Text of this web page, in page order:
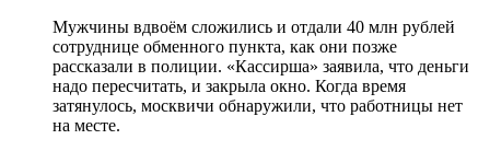
Мужчины вдвоём сложились и отдали 40 млн рублей
сотруднице обменного пункта, как они позже
рассказали в полиции. «Кассирша» заявила, что деньги
надо пересчитать, и закрыла окно. Когда время
затянулось, москвичи обнаружили, что работницы нет
на месте.